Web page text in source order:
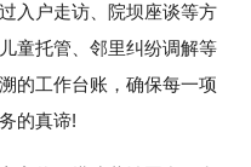
入户走访、院坝座谈等方
童托管、邻里纠纷调解等
的工作台账，确保每一项
的真谛!